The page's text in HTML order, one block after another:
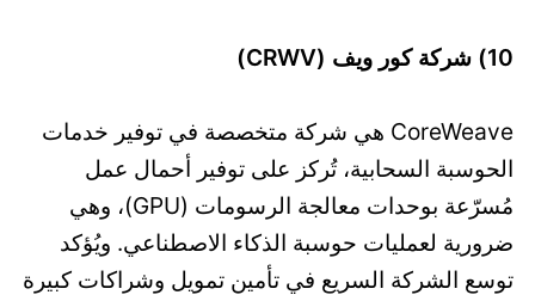
10) شركة كور ويف (CRWV)
CoreWeave هي شركة متخصصة في توفير خدمات
الحوسبة السحابية، تُركز على توفير أحمال عمل
مُسرّعة بوحدات معالجة الرسومات (GPU)، وهي
ضرورية لعمليات حوسبة الذكاء الاصطناعي. ويُؤكد
توسع الشركة السريع في تأمين تمويل وشراكات كبيرة